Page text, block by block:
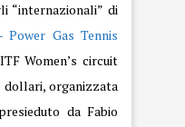
“internazionali” di
Gas Tennis
Women’s circuit
dollari, organizzata
da Fabio